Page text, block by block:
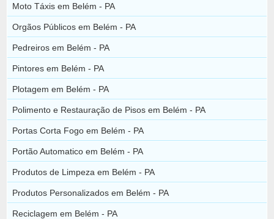
Moto Táxis em Belém - PA
Orgãos Públicos em Belém - PA
Pedreiros em Belém - PA
Pintores em Belém - PA
Plotagem em Belém - PA
Polimento e Restauração de Pisos em Belém - PA
Portas Corta Fogo em Belém - PA
Portão Automatico em Belém - PA
Produtos de Limpeza em Belém - PA
Produtos Personalizados em Belém - PA
Reciclagem em Belém - PA